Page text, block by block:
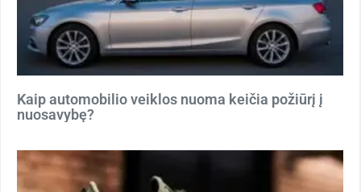
Kaip automobilio veiklos nuoma keičia požiūrį į
nuosavybę?